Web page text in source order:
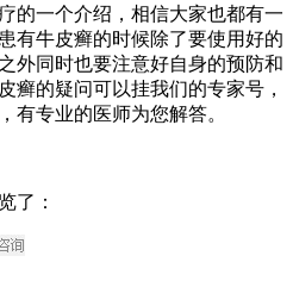
的一个介绍，相信大家也都有一
有牛皮癣的时候除了要使用好的
外同时也要注意好自身的预防和
癣的疑问可以挂我们的专家号，
有专业的医师为您解答。
了：